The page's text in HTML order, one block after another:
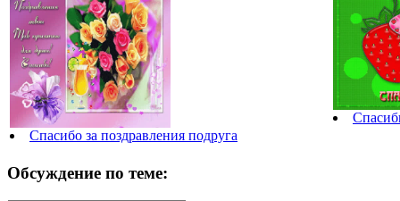
Спасибо за поздравления подруга
Обсуждение по теме: